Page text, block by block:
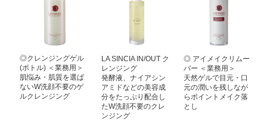
◎クレンジングゲル
(ボトル) ＜業務用＞
肌悩み・肌質を選ば
ないW洗顔不要のゲ
ルクレンジング
LA SINCIA IN/OUT ク
レンジング
発酵液、ナイアシン
アミドなどの美容成
分をたっぷり配合し
たW洗顔不要のクレ
ンジング
◎ アイメイクリムー
バー ＜業務用＞
天然ゲルで目元・口
元の潤いを残しなが
らポイントメイク落
とし